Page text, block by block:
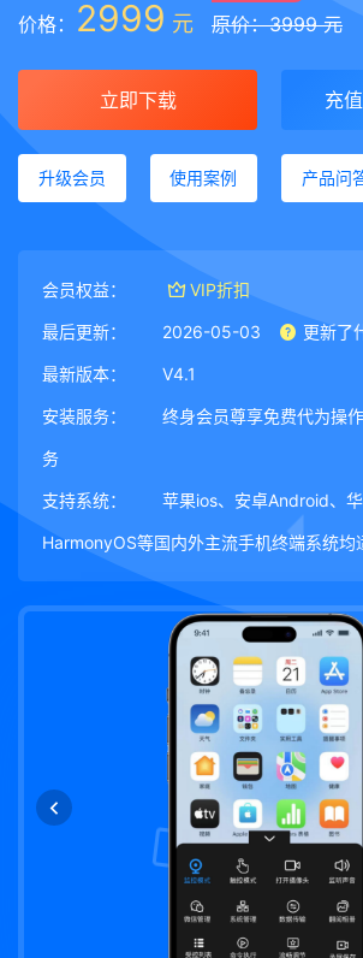
价格： 2999 元 原价：3999 元
立即下载 充
升级会员 使用案例 产品问
会员权益： VIP折扣
最后更新： 2026-05-03 更新了
最新版本： V4.1
安装服务： 终身会员尊享免费代为操
务
支持系统： 苹果ios、安卓Android、
HarmonyOS等国内外主流手机终端系统均